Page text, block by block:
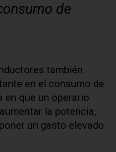
de
también
en el consumo de
que un operario
la potencia,
un gasto elevado